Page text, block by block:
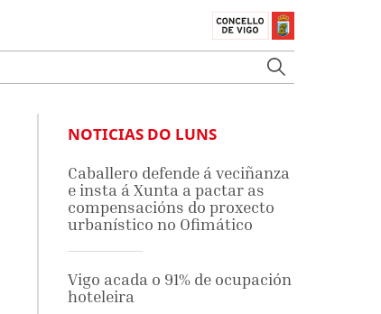
NOTICIAS DO LUNS
Caballero defende á veciñanza
e insta á Xunta a pactar as
compensacións do proxecto
urbanístico no Ofimático
Vigo acada o 91% de ocupación
hoteleira